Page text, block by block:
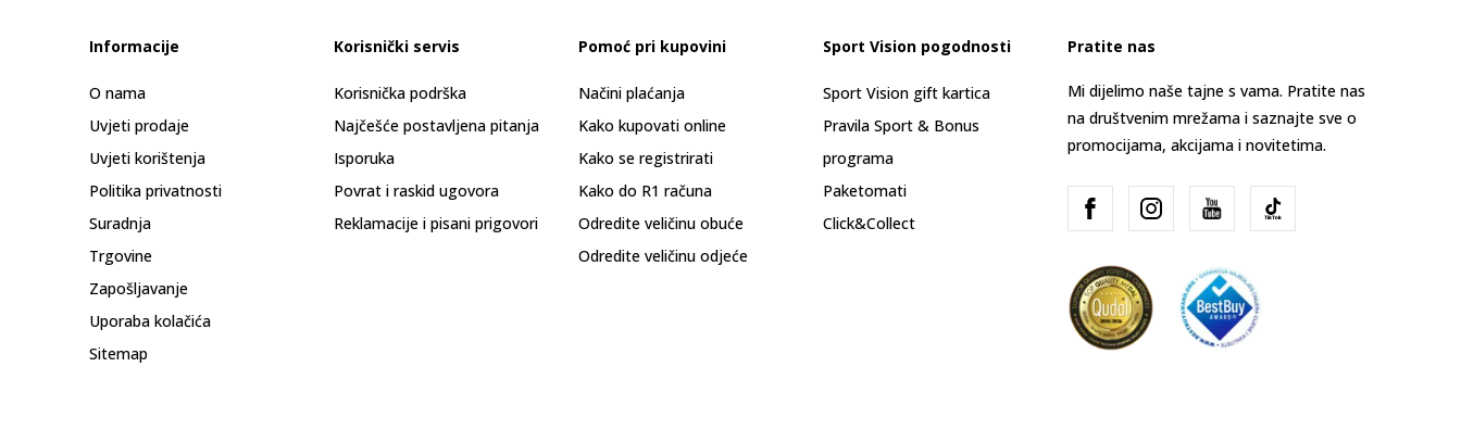
Informacije
O nama
Uvjeti prodaje
Uvjeti korištenja
Politika privatnosti
Suradnja
Trgovine
Zapošljavanje
Uporaba kolačića
Sitemap
Korisnički servis
Korisnička podrška
Najčešće postavljena pitanja
Isporuka
Povrat i raskid ugovora
Reklamacije i pisani prigovori
Pomoć pri kupovini
Načini plaćanja
Kako kupovati online
Kako se registrirati
Kako do R1 računa
Odredite veličinu obuće
Odredite veličinu odjeće
Sport Vision pogodnosti
Sport Vision gift kartica
Pravila Sport & Bonus
programa
Paketomati
Click&Collect
Pratite nas
Mi dijelimo naše tajne s vama. Pratite nas
na društvenim mrežama i saznajte sve o
promocijama, akcijama i novitetima.